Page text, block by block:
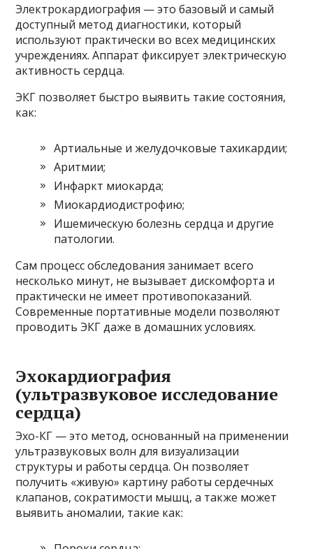
Электрокардиография — это базовый и самый
доступный метод диагностики, который
используют практически во всех медицинских
учреждениях. Аппарат фиксирует электрическую
активность сердца.
ЭКГ позволяет быстро выявить такие состояния,
как:
Артиальные и желудочковые тахикардии;
Аритмии;
Инфаркт миокарда;
Миокардиодистрофию;
Ишемическую болезнь сердца и другие
патологии.
Сам процесс обследования занимает всего
несколько минут, не вызывает дискомфорта и
практически не имеет противопоказаний.
Современные портативные модели позволяют
проводить ЭКГ даже в домашних условиях.
Эхокардиография
(ультразвуковое исследование
сердца)
Эхо-КГ — это метод, основанный на применении
ультразвуковых волн для визуализации
структуры и работы сердца. Он позволяет
получить «живую» картину работы сердечных
клапанов, сократимости мышц, а также может
выявить аномалии, такие как: